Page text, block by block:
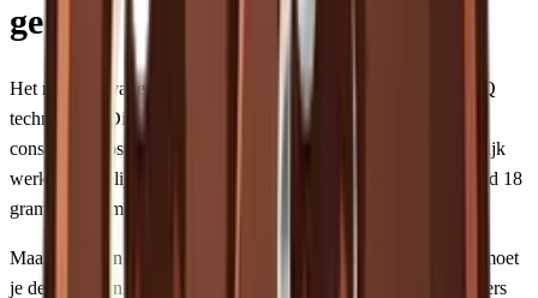
gedoe
Het meest opvallende aan de Smart Grinder Pro is de Dosing IQ
technologie. Dit systeem meet de maaltijd en probeert zo een
consistente dosis te leveren, ongeacht de
. In de praktijk
werkt dit redelijk goed: stel je gewenste gewicht in (bijvoorbeeld 18
gram), en de molen stopt automatisch.
Maar er zit een addertje onder het gras. Bij elke nieuwe koffie moet
je de timer opnieuw kalibreren, omdat verschillende bonen anders